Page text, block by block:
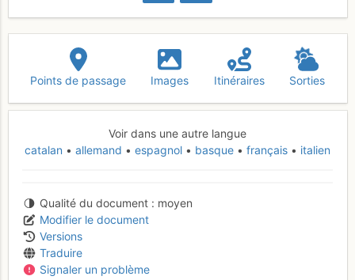
Points de passage Images Itinéraires Sorties
Voir dans une autre langue
catalan
allemand espagnol basque français italien
Qualité du document
moyen
Modifier le document
Versions
Traduire
Signaler un problème